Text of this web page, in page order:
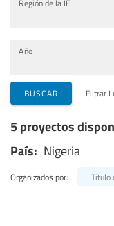
Región de la IE
Año
Organizaciones que llevan
Socios para la cooperación
Temas
BUSCAR Filtrar
5 proyectos
País: Nigeria
Organizados por: Título